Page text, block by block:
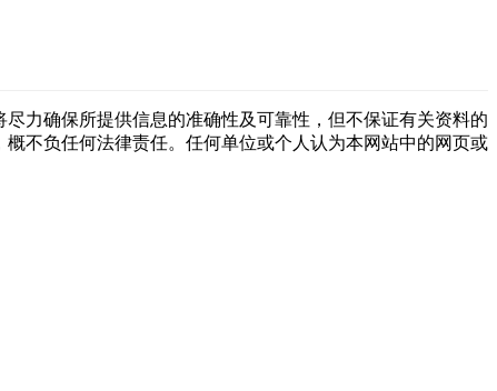
力确保所提供信息的准确性及可靠性，但不保证有关资料的
不负任何法律责任。任何单位或个人认为本网站中的网页或